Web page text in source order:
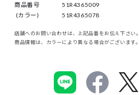
商品番号
(カラー)
51R4365009
51R4365078
店舗へのお問い合わせは、上記品番をお伝え下さい。
商品情報は、カラーにより異なる場合がございます。